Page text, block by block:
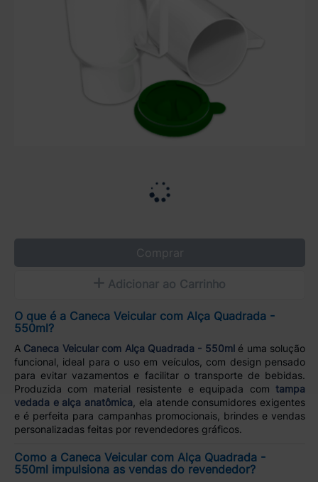
Comprar
Adicionar ao Carrinho
O que é a Caneca Veicular com Alça Quadrada -
550ml?
A Caneca Veicular com Alça Quadrada - 550mlé uma solução
funcional, ideal para o uso em veículos, com design pensado
para evitar vazamentos e facilitar o transporte de bebidas.
Produzida com material resistente e equipada comtampa
vedada e alça anatômica , ela atende consumidores exigentes
e é perfeita para campanhas promocionais, brindes e vendas
personalizadas feitas por revendedores gráficos.
Como a Caneca Veicular com Alça Quadrada -
550ml impulsiona as vendas do revendedor?